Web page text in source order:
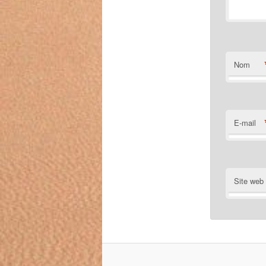
Nom
E-mail
Site web